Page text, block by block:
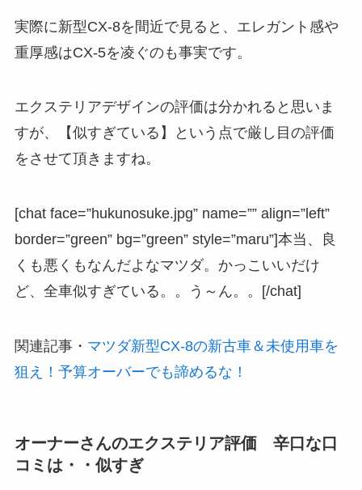
実際に新型CX-8を間近で見ると、エレガント感や
重厚感はCX-5を凌ぐのも事実です。
エクステリアデザインの評価は分かれると思いま
すが、【似すぎている】という点で厳し目の評価
をさせて頂きますね。
[chat face=”hukunosuke.jpg” name=”” align=”left”
border=”green” bg=”green” style=”maru”]本当、良
くも悪くもなんだよなマツダ。かっこいいだけ
ど、全車似すぎている。。う～ん。。[/chat]
関連記事・ マツダ新型CX-8の新古車＆未使用車を
狙え！予算オーバーでも諦めるな！
オーナーさんのエクステリア評価 辛口な口
コミは・・似すぎ